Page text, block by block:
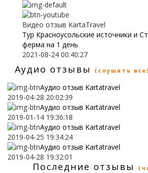
Видео отзыв KartaTravel
Тур Красноусольские источники и
ферма на 1 день
2021-08-24 00:40:27
Аудио отзывы (слушать все)
Аудио отзыв Kartatravel
2019-04-28 20:02:39
Аудио отзыв Kartatravel
2019-01-14 19:36:18
Аудио отзыв Kartatravel
2019-04-25 19:34:24
Аудио отзыв Kartatravel
2019-04-28 19:32:01
Последние отзывы